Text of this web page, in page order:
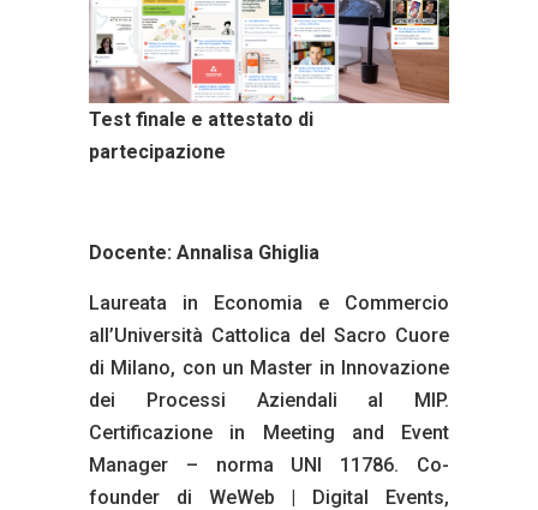
Test finale e attestato di
partecipazione
Docente: Annalisa Ghiglia
Laureata in Economia e Commercio
all’Università Cattolica del Sacro Cuore
di Milano, con un Master in Innovazione
dei Processi Aziendali al MIP.
Certificazione in Meeting and Event
Manager – norma UNI 11786. Co-
founder di WeWeb | Digital Events,